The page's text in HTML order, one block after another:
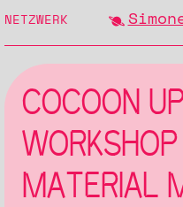
NETZWERK
COCOON
MATERIAL